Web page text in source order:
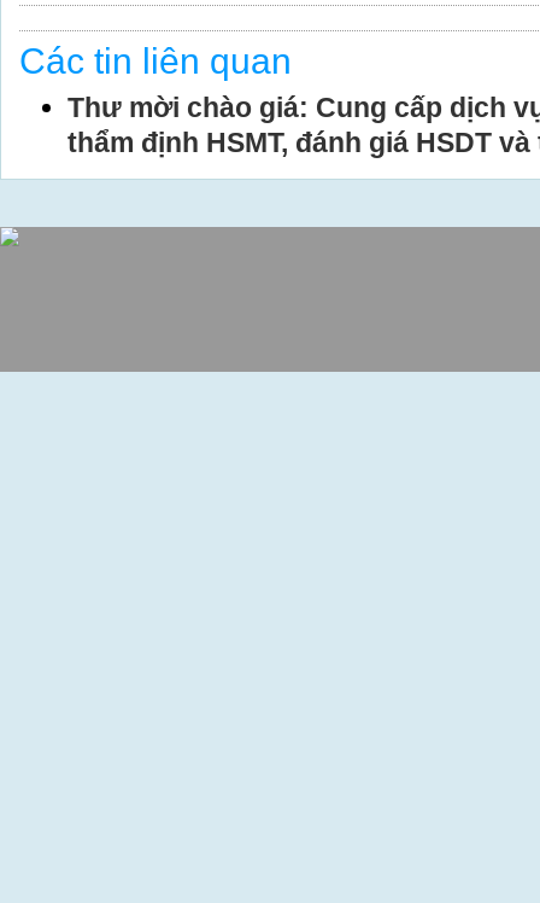
Các tin liên quan
Thư mời chào giá: Cung cấp dịch
thẩm định HSMT, đánh giá HSDT